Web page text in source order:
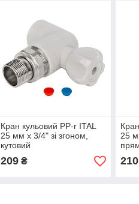
Кран кульовий PP-r ITAL
25 мм х 3/4" зі згоном,
кутовий
209₴
25
210